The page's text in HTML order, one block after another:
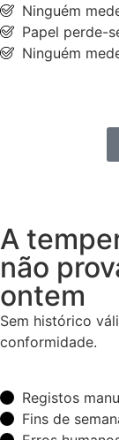
Ninguém
Papel perde-
Ninguém
A
não
ontem
Sem histórico
conformidade.
Registos
Fins de